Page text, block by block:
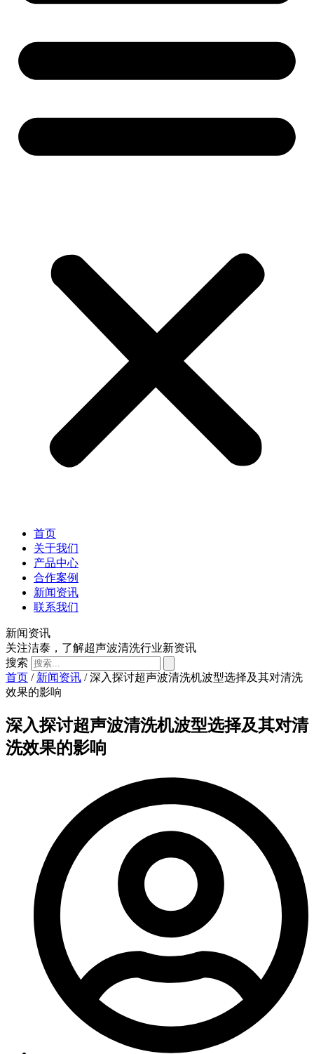
首页
关于我们
产品中心
合作案例
新闻资讯
联系我们
新闻资讯
关注洁泰，了解超声波清洗行业新资讯
搜索
首页 / 新闻资讯 / 深入探讨超声波清洗机波型选择及其对清洗
效果的影响
深入探讨超声波清洗机波型选择及其对清
洗效果的影响